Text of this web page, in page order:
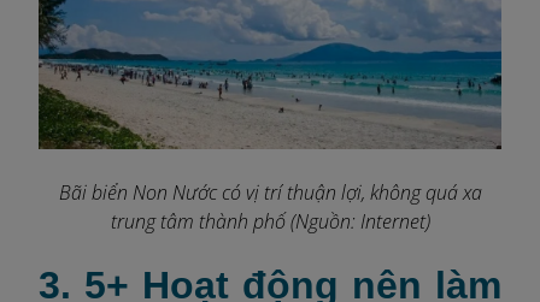
Bãi biển Non Nước có vị trí thuận lợi, không quá xa
trung tâm thành phố (Nguồn: Internet)
3. 5+ Hoạt động nên làm